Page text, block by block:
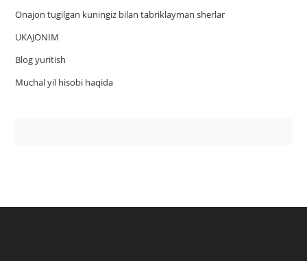
Onajon tugilgan kuningiz bilan tabriklayman sherlar
UKAJONIM
Blog yuritish
Muchal yil hisobi haqida